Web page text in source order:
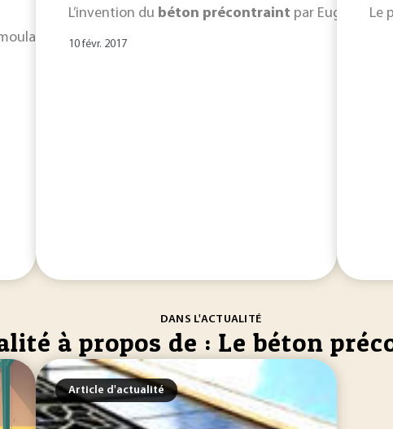
différé (après durcissement du
L’invention du béton précontraint par Eugène
10 févr. 2017
Le
DANS L'ACTUALITÉ
à propos de : Le béton
Article d'actualité